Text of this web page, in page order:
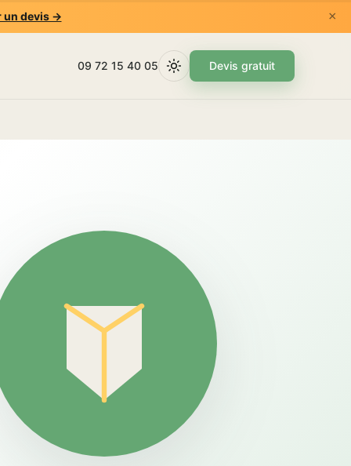
un devis → ×
09 72 15 40 05 Devis gratuit